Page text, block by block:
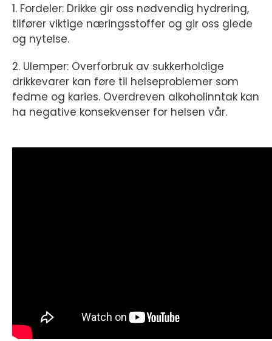
1. Fordeler: Drikke gir oss nødvendig hydrering,
tilfører viktige næringsstoffer og gir oss glede
og nytelse.
2. Ulemper: Overforbruk av sukkerholdige
drikkevarer kan føre til helseproblemer som
fedme og karies. Overdreven alkoholinntak kan
ha negative konsekvenser for helsen vår.